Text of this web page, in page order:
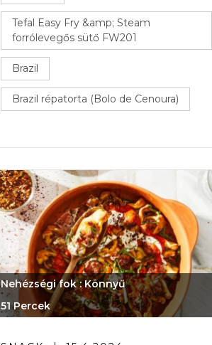
Tefal Easy Fry &amp; Steam
forrólevegős sütő FW201
Brazil
Brazil répatorta (Bolo de Cenoura)
Nehézségi fok : Könnyű
51 Percek